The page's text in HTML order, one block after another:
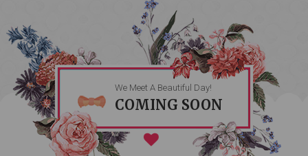
We Meet A Beautiful Day!
COMING SOON